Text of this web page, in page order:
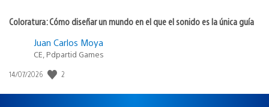
Coloratura: Cómo diseñar un mundo en el que el sonido es la única guía
Juan Carlos Moya
CE, Pdpartid Games
Fecha
publicación:
14/07/2026 2